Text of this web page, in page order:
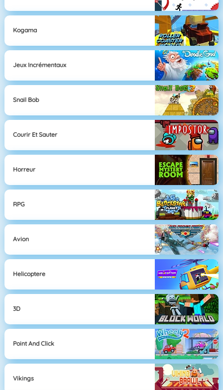
Kogama
Jeux Incrémentaux
Snail Bob
Courir Et Sauter
Horreur
RPG
Avion
Helicoptere
3D
Point And Click
Vikings